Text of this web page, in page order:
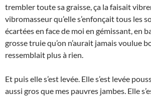
trembler toute sa graisse, ça la faisait
vibromasseur qu’elle s’enfonçait tous les
écartées en face de moi en gémissant, en
grosse truie qu’on n’aurait jamais voulue
ressemblait plus à rien.
Et puis elle s’est levée. Elle s’est levée
aussi gros que mes pauvres jambes. Elle